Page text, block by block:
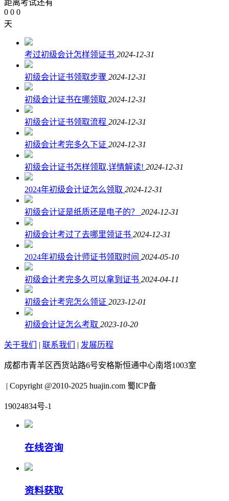
距离考试还有
0 0 0
天
考过初级会计怎样领证书 2024-12-31
初级会计证书领取步骤 2024-12-31
初级会计证书在哪领取 2024-12-31
初级会计证书领取流程 2024-12-31
初级会计考完多久下证 2024-12-31
初级会计证书怎样领取,详情解读! 2024-12-31
2024年初级会计证怎么领取 2024-12-31
初级会计证是纸质还是电子的？ 2024-12-31
初级会计考过了去哪里领证书 2024-12-31
2024年初级会计师证书领取时间 2024-05-10
初级会计考完多久可以拿到证书 2024-04-11
初级会计考完怎么领证 2023-12-01
初级会计证怎么考取 2023-10-20
关于我们 | 联系我们 | 发展历程
成都市青羊区西货站路6号安格斯恒通中心南塔1003室
| Copyright @2010-2025 huajin.com 蜀ICP备
19024834号-1
在线咨询
资料获取